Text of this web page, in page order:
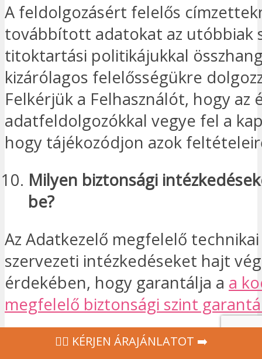
A feldolgozásért felelős
továbbított adatokat az utóbbiak
titoktartási politikájukkal
kizárólagos felelősségükre
Felkérjük a Felhasználót, hogy az
adatfeldolgozókkal vegye fel a
hogy tájékozódjon azok
Milyen biztonsági
be?
Az Adatkezelő megfelelő
szervezeti intézkedéseket hajt
érdekében, hogy garantálja a a
megfelelő biztonsági szint
Az adatkezelő intézkedéseket
‍👩‍⚕ KÉRJEN ÁRAJÁNLATOT ➡️